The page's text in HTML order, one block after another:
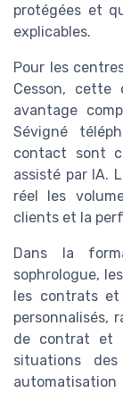
protégées et
explicables.
Pour les
Cesson, cette
avantage
Sévigné
contact sont
assisté par IA.
réel les
clients et la
Dans la
sophrologue,
les contrats et
personnalisés,
de contrat et
situations des